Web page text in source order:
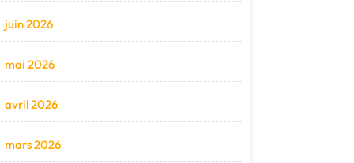
juin 2026
mai 2026
avril 2026
mars 2026